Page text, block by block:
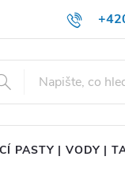
údajů
PASTY | VODY |